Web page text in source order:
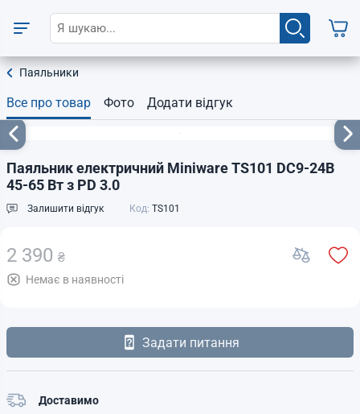
Паяльники
Все про товар Фото Додати відгук
Паяльник електричний Miniware TS101 DC9-24В
45-65 Вт з PD 3.0
Залишити відгук Код: TS101
2 390 ₴
Немає в наявності
Задати питання
Доставимо